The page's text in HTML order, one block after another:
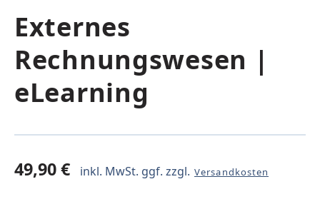
Externes
Rechnungswesen |
eLearning
49,90 € inkl. MwSt. ggf. zzgl. Versandkosten